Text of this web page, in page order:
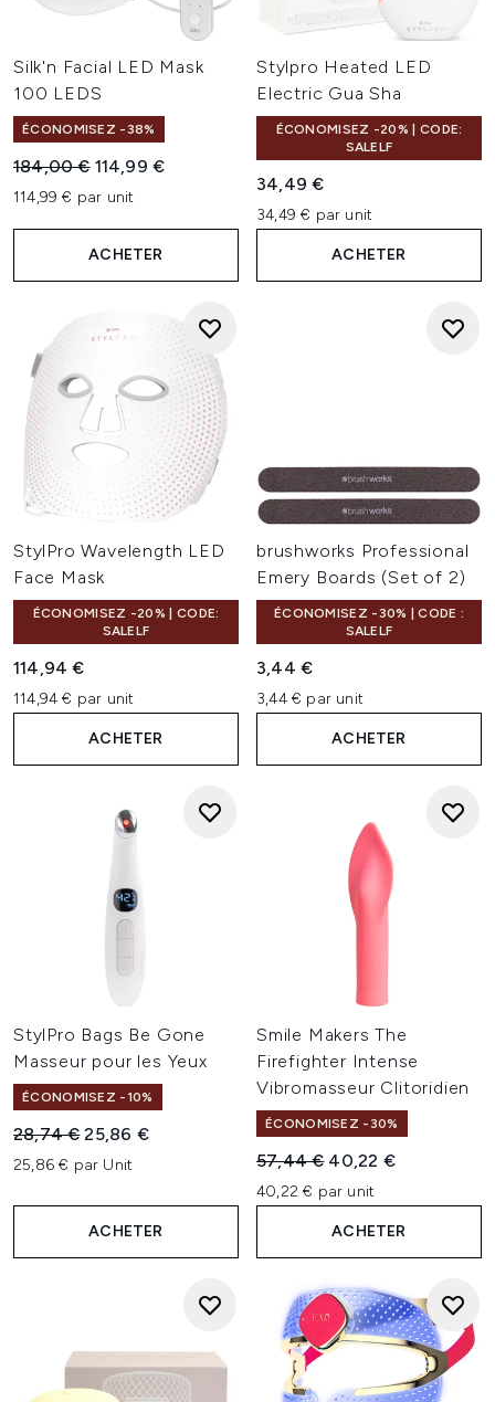
Silk'n Facial LED Mask
100 LEDS
ÉCONOMISEZ -38%
Prix de vente :
184,00 € Prix ​​actuel :
114,99 €
114,99 € par unit
ACHETER
Stylpro Heated LED
Electric Gua Sha
ÉCONOMISEZ -20% | CODE:
SALELF
34,49 €
34,49 € par unit
ACHETER
StylPro Wavelength LED
Face Mask
ÉCONOMISEZ -20% | CODE:
SALELF
114,94 €
114,94 € par unit
ACHETER
brushworks Professional
Emery Boards (Set of 2)
ÉCONOMISEZ -30% | CODE :
SALELF
3,44 €
3,44 € par unit
ACHETER
StylPro Bags Be Gone
Masseur pour les Yeux
ÉCONOMISEZ -10%
Prix de vente :
28,74 €Prix ​​actuel :
25,86 €
25,86 € par Unit
ACHETER
Smile Makers The
Firefighter Intense
Vibromasseur Clitoridien
ÉCONOMISEZ -30%
Prix de vente :
57,44 € Prix ​​actuel :
40,22 €
40,22 € par unit
ACHETER